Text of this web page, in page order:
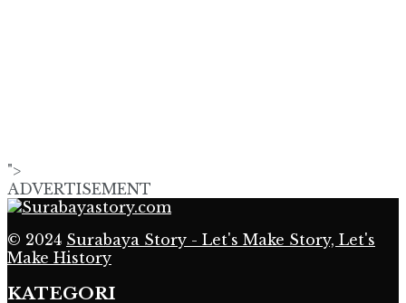
">
ADVERTISEMENT
© 2024 Surabaya Story - Let's Make Story, Let's
Make History
KATEGORI